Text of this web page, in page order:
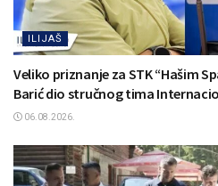
ILIJAŠ
Veliko priznanje za STK “Hašim
Barić dio stručnog tima
06.08.2026.